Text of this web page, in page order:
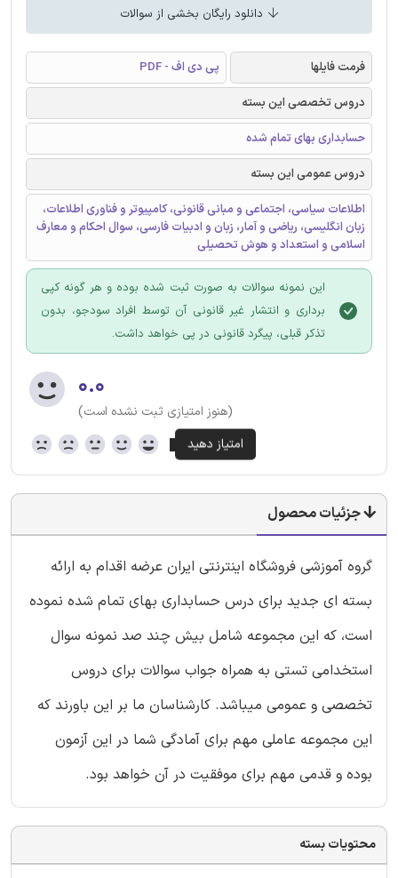
دانلود رایگان بخشی از سوالات
فرمت فایلها
پی دی اف - PDF
دروس تخصصی این بسته
حسابداری بهای تمام شده
دروس عمومی این بسته
اطلاعات سیاسی، اجتماعی و مبانی قانونی، کامپیوتر و فناوری اطلاعات،
زبان انگلیسی، ریاضی و آمار، زبان و ادبیات فارسی، سوال احکام و معارف
اسلامی و استعداد و هوش تحصیلی
این نمونه سوالات به صورت ثبت شده بوده و هر گونه کپی
برداری و انتشار غیر قانونی آن توسط افراد سودجو، بدون
تذکر قبلی، پیگرد قانونی در پی خواهد داشت.
۰.۰
(هنوز امتیازی ثبت نشده است)
جزئیات محصول
گروه آموزشی فروشگاه اینترنتی ایران عرضه اقدام به ارائه
بسته ای جدید برای درس حسابداری بهای تمام شده نموده
است، که این مجموعه شامل بیش چند صد نمونه سوال
استخدامی تستی به همراه جواب سوالات برای دروس
تخصصی و عمومی میباشد. کارشناسان ما بر این باورند که
این مجموعه عاملی مهم برای آمادگی شما در این آزمون
بوده و قدمی مهم برای موفقیت در آن خواهد بود.
محتویات بسته